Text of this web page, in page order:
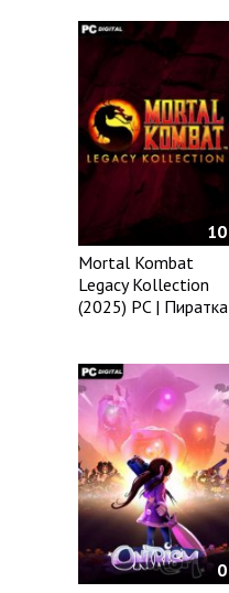
10
Mortal Kombat
Legacy Kollection
(2025) PC | Пиратка
0